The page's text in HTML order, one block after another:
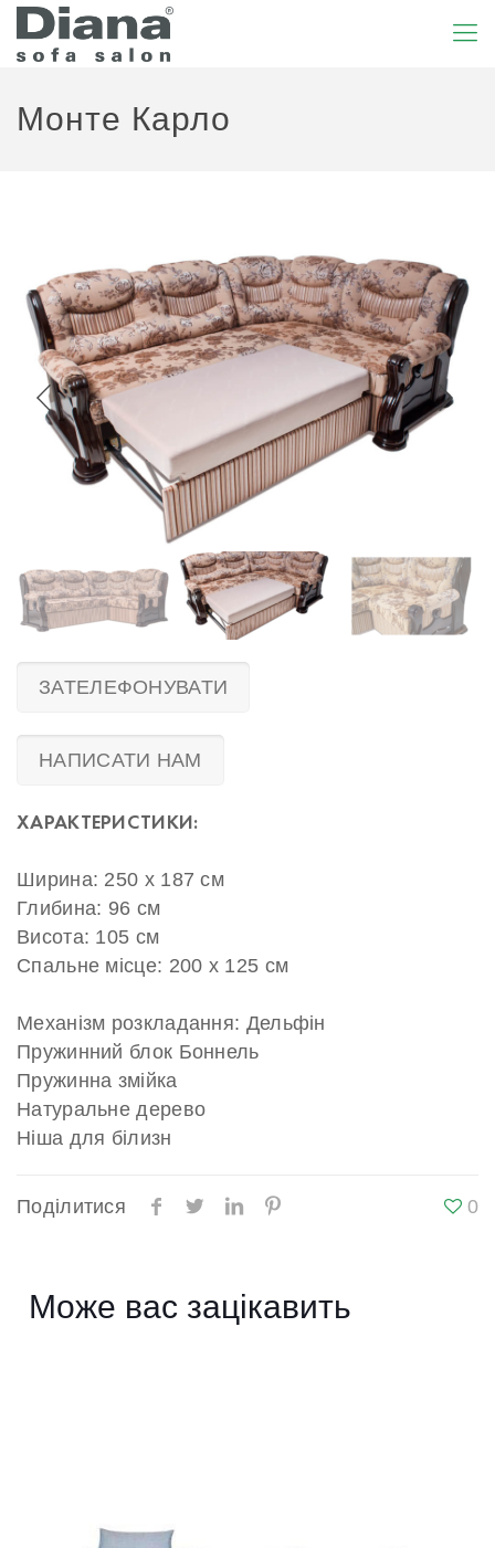
Монте Карло
ЗАТЕЛЕФОНУВАТИ
НАПИСАТИ НАМ
ХАРАКТЕРИСТИКИ:
Ширина: 250 х 187 см
Глибина: 96 см
Висота: 105 см
Спальне місце: 200 х 125 см
Механізм розкладання: Дельфін
Пружинний блок Боннель
Пружинна змійка
Натуральне дерево
Ніша для білизн
Поділитися 0
Може вас зацікавить